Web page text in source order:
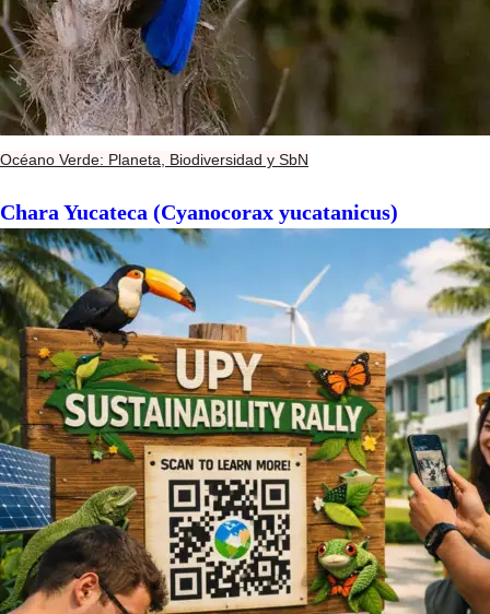
Océano Verde: Planeta, Biodiversidad y SbN
Chara Yucateca (Cyanocorax yucatanicus)